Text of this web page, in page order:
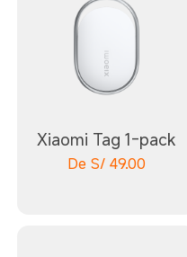
Xiaomi Tag 1-pack
De S/ 49.00